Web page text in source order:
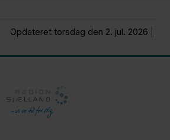
Opdateret torsdag den 2. jul. 2026